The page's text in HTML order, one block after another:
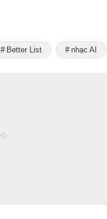
Better List nhạc AI